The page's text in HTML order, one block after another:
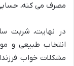
مصرف می کنه،
در نهایت، شربت
انتخاب طبیعی و
مشکلات خواب